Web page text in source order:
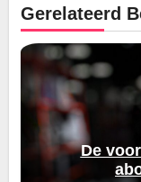
Gerelateerd
De